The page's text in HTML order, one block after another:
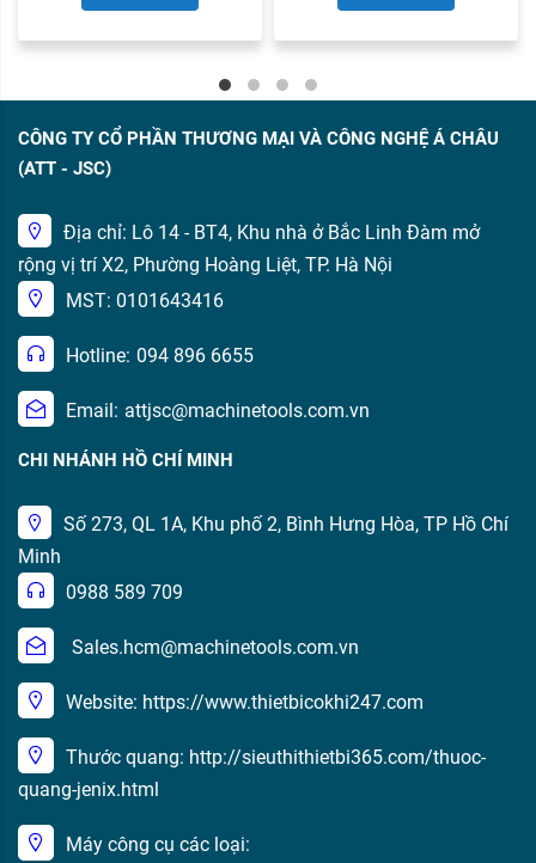
CÔNG TY CỔ PHẦN THƯƠNG MẠI VÀ CÔNG NGHỆ Á CHÂU
(ATT - JSC)
Địa chỉ: Lô 14 - BT4, Khu nhà ở Bắc Linh Đàm mở
rộng vị trí X2, Phường Hoàng Liệt, TP. Hà Nội
MST: 0101643416
Hotline: 094 896 6655
Email: attjsc@machinetools.com.vn
CHI NHÁNH HỒ CHÍ MINH
Số 273, QL 1A, Khu phố 2, Bình Hưng Hòa, TP Hồ Chí
Minh
0988 589 709
Sales.hcm@machinetools.com.vn
Website: https://www.thietbicokhi247.com
Thước quang: http://sieuthithietbi365.com/thuoc-
quang-jenix.html
Máy công cụ các loại: